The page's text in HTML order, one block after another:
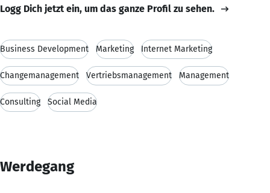
Logg Dich jetzt ein, um das ganze Profil zu sehen.
Business Development Marketing Internet Marketing
Changemanagement Vertriebsmanagement Management
Consulting Social Media
Werdegang